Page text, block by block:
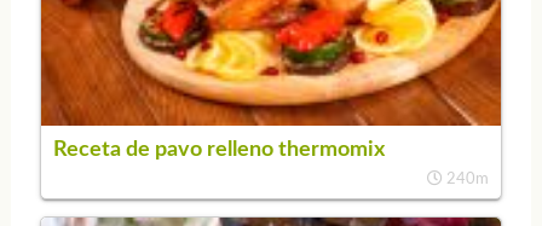
Receta de pavo relleno thermomix
240m